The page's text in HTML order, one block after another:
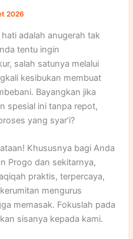
2026
adalah anugerah tak
tentu ingin
salah satunya melalui
kesibukan membuat
Bayangkan jika
spesial ini tanpa repot,
yang syar’i?
Khususnya bagi Anda
Progo dan sekitarnya,
praktis, terpercaya,
mengurus
memasak. Fokuslah pada
sisanya kepada kami.